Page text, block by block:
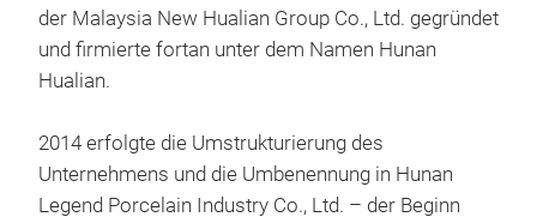
der Malaysia New Hualian Group Co., Ltd. gegründet
und firmierte fortan unter dem Namen Hunan
Hualian.
2014 erfolgte die Umstrukturierung des
Unternehmens und die Umbenennung in Hunan
Legend Porcelain Industry Co., Ltd. – der Beginn